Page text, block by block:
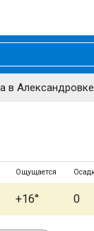
в
Ощущается
+16° 0